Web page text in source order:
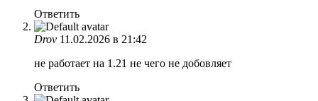
Ответить
Drov 11.02.2026 в 21:42
не работает на 1.21 не чего не добовляет
Ответить